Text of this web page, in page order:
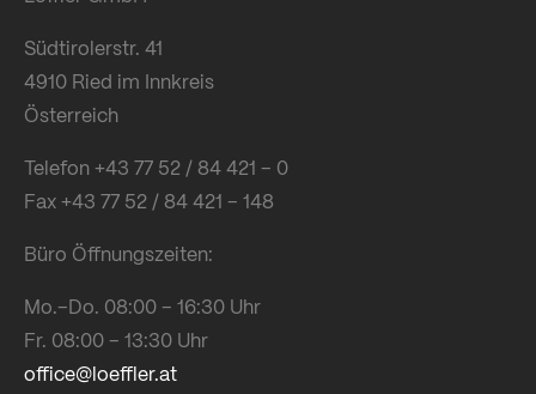
Südtirolerstr. 41
4910 Ried im Innkreis
Österreich
Telefon +43 77 52 / 84 421 – 0
Fax +43 77 52 / 84 421 – 148
Büro Öffnungszeiten:
Mo.–Do. 08:00 – 16:30 Uhr
Fr. 08:00 – 13:30 Uhr
office@loeffler.at